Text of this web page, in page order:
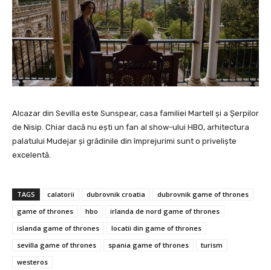
Alcazar din Sevilla este Sunspear, casa familiei Martell și a Șerpilor
de Nisip. Chiar dacă nu ești un fan al show-ului HBO, arhitectura
palatului Mudejar și grădinile din împrejurimi sunt o priveliște
excelentă.
TAGS calatorii dubrovnik croatia
dubrovnik game of thrones
game of thrones
hbo
irlanda de nord game of thrones
islanda game of thrones
locatii din game of thrones
sevilla game of thrones
spania game of thrones
turism
westeros